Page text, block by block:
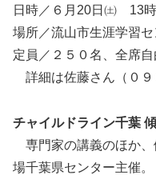
日時／６月20日㈯ 13
場所／流山市生涯学習セ
定員／２５０名、全席自
詳細は佐藤さん（０９
チャイルドライン千葉
専門家の講義のほか、
場千葉県センター主催。